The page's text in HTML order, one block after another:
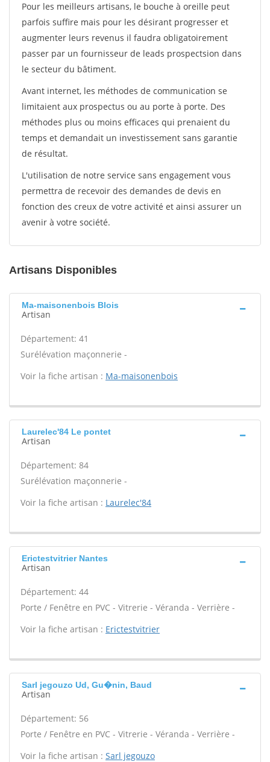
Pour les meilleurs artisans, le bouche à oreille peut
parfois suffire mais pour les désirant progresser et
augmenter leurs revenus il faudra obligatoirement
passer par un fournisseur de leads prospectsion dans
le secteur du bâtiment.
Avant internet, les méthodes de communication se
limitaient aux prospectus ou au porte à porte. Des
méthodes plus ou moins efficaces qui prenaient du
temps et demandait un investissement sans garantie
de résultat.
L'utilisation de notre service sans engagement vous
permettra de recevoir des demandes de devis en
fonction des creux de votre activité et ainsi assurer un
avenir à votre société.
Artisans Disponibles
Ma-maisonenbois Blois
Artisan
Département: 41
Surélévation maçonnerie -
Voir la fiche artisan : Ma-maisonenbois
Laurelec'84 Le pontet
Artisan
Département: 84
Surélévation maçonnerie -
Voir la fiche artisan : Laurelec'84
Erictestvitrier Nantes
Artisan
Département: 44
Porte / Fenêtre en PVC - Vitrerie - Véranda - Verrière -
Voir la fiche artisan : Erictestvitrier
Sarl jegouzo Ud, Gu�nin, Baud
Artisan
Département: 56
Porte / Fenêtre en PVC - Vitrerie - Véranda - Verrière -
Voir la fiche artisan : Sarl jegouzo